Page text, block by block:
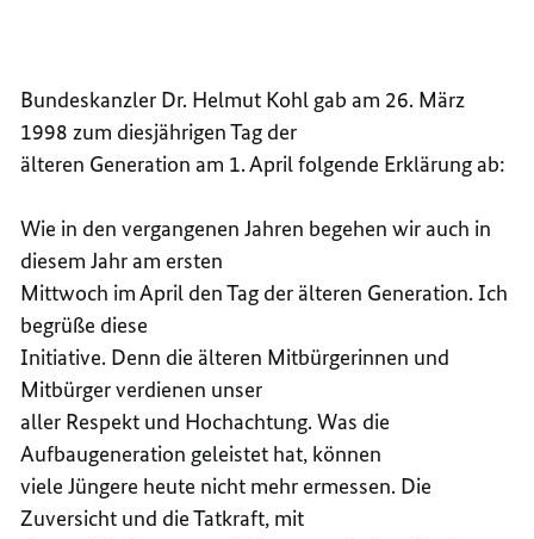
Bundeskanzler Dr. Helmut Kohl gab am 26. März
1998 zum diesjährigen Tag der
älteren Generation am 1. April folgende Erklärung ab:
Wie in den vergangenen Jahren begehen wir auch in
diesem Jahr am ersten
Mittwoch im April den Tag der älteren Generation. Ich
begrüße diese
Initiative. Denn die älteren Mitbürgerinnen und
Mitbürger verdienen unser
aller Respekt und Hochachtung. Was die
Aufbaugeneration geleistet hat, können
viele Jüngere heute nicht mehr ermessen. Die
Zuversicht und die Tatkraft, mit